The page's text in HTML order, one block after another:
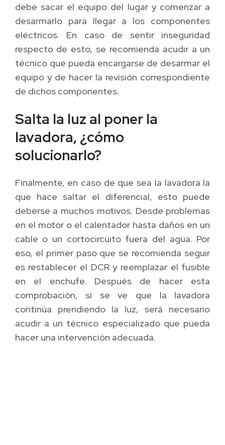
debe sacar el equipo del lugar y comenzar a
desarmarlo para llegar a los componentes
eléctricos. En caso de sentir inseguridad
respecto de esto, se recomienda acudir a un
técnico que pueda encargarse de desarmar el
equipo y de hacer la revisión correspondiente
de dichos componentes.
Salta la luz al poner la
lavadora, ¿cómo
solucionarlo?
Finalmente, en caso de que sea la lavadora la
que hace saltar el diferencial, esto puede
deberse a muchos motivos. Desde problemas
en el motor o el calentador hasta daños en un
cable o un cortocircuito fuera del agua. Por
eso, el primer paso que se recomienda seguir
es restablecer el DCR y reemplazar el fusible
en el enchufe. Después de hacer esta
comprobación, si se ve que la lavadora
continúa prendiendo la luz, será necesario
acudir a un técnico especializado que pueda
hacer una intervención adecuada.